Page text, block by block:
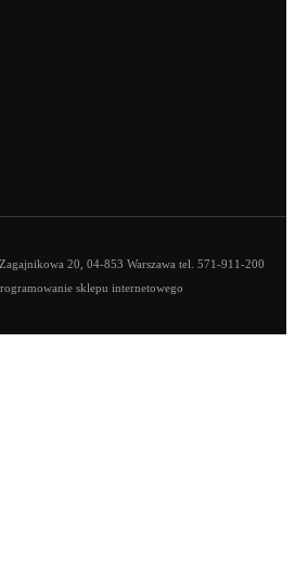
20, 04-853 Warszawa tel. 571-911-200
sklepu internetowego